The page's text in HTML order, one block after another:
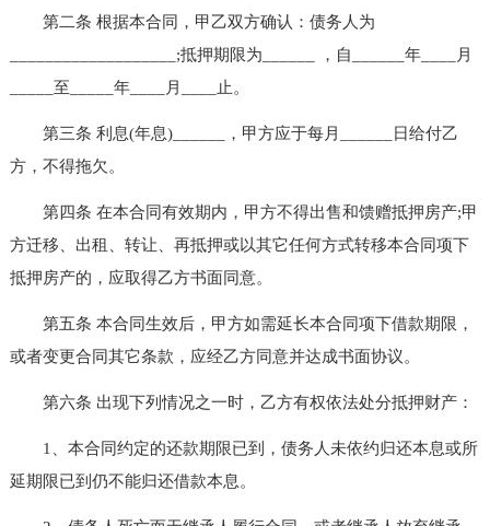
第二条 根据本合同，甲乙双方确认：债务人为
___________________;抵押期限为______ ，自______年____月
_____至_____年____月____止。
第三条 利息(年息)______，甲方应于每月______日给付乙
方，不得拖欠。
第四条 在本合同有效期内，甲方不得出售和馈赠抵押房产;甲
方迁移、出租、转让、再抵押或以其它任何方式转移本合同项下
抵押房产的，应取得乙方书面同意。
第五条 本合同生效后，甲方如需延长本合同项下借款期限，
或者变更合同其它条款，应经乙方同意并达成书面协议。
第六条 出现下列情况之一时，乙方有权依法处分抵押财产：
1、本合同约定的还款期限已到，债务人未依约归还本息或所
延期限已到仍不能归还借款本息。